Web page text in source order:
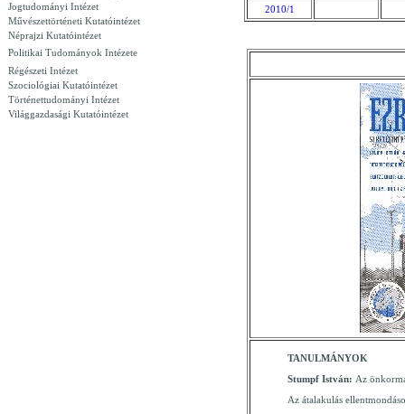
Jogtudományi Intézet
Művészettörténeti Kutatóintézet
Néprajzi Kutatóintézet
Politikai Tudományok Intézete
Régészeti Intézet
Szociológiai Kutatóintézet
Történettudományi Intézet
Világgazdasági Kutatóintézet
2010/1
TANULMÁNYOK
Stumpf István: Az
Az átalakulás